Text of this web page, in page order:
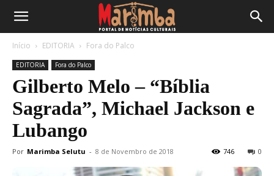
Início EDITORIA Fora do Palco
EDITORIA Fora do Palco
Gilberto Melo – “Bíblia
Sagrada”, Michael Jackson e
Lubango
Por Marimba Selutu - 8 de Novembro de 2018 0
746